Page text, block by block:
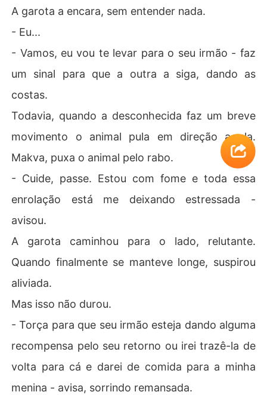
A garota a encara, sem entender nada.
- Eu...
- Vamos, eu vou te levar para o seu irmão - faz
um sinal para que a outra a siga, dando as
costas.
Todavia, quando a desconhecida faz um breve
movimento o animal pula em direção a ela.
Makva, puxa o animal pelo rabo.
- Cuide, passe. Estou com fome e toda essa
enrolação está me deixando estressada -
avisou.
A garota caminhou para o lado, relutante.
Quando finalmente se manteve longe, suspirou
aliviada.
Mas isso não durou.
- Torça para que seu irmão esteja dando alguma
recompensa pelo seu retorno ou irei trazê-la de
volta para cá e darei de comida para a minha
menina - avisa, sorrindo remansada.